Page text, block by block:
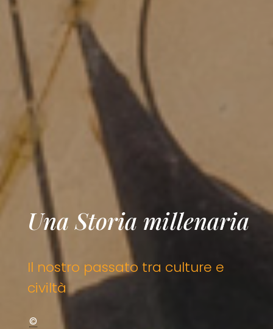
Una Storia millenaria
Il nostro passato tra culture e
civiltà
©